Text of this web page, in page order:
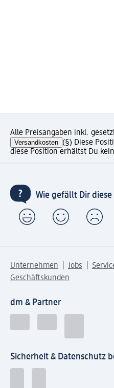
Alle Preisangaben inkl.
Versandkosten (§) Diese
diese Position erhältst Du
Wie gefällt Dir diese
Unternehmen Jobs
Geschäftskunden
dm & Partner
Sicherheit & Datenschutz